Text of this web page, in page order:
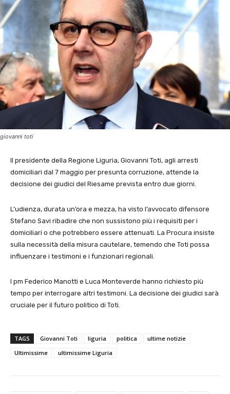
giovanni toti
Il presidente della Regione Liguria, Giovanni Toti, agli arresti
domiciliari dal 7 maggio per presunta corruzione, attende la
decisione dei giudici del Riesame prevista entro due giorni.
L’udienza, durata un’ora e mezza, ha visto l’avvocato difensore
Stefano Savi ribadire che non sussistono più i requisiti per i
domiciliari o che potrebbero essere attenuati. La Procura insiste
sulla necessità della misura cautelare, temendo che Toti possa
influenzare i testimoni e i funzionari regionali.
I pm Federico Manotti e Luca Monteverde hanno richiesto più
tempo per interrogare altri testimoni. La decisione dei giudici sarà
cruciale per il futuro politico di Toti.
TAGS Giovanni Toti liguria politica
ultime notizie
Ultimissime
ultimissime Liguria